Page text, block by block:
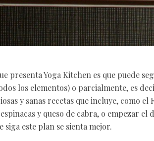
presenta Yoga Kitchen es que puede
los elementos) o parcialmente, es
y sanas recetas que incluye, como el
y queso de cabra, o empezar
siga este plan se sienta mejor.